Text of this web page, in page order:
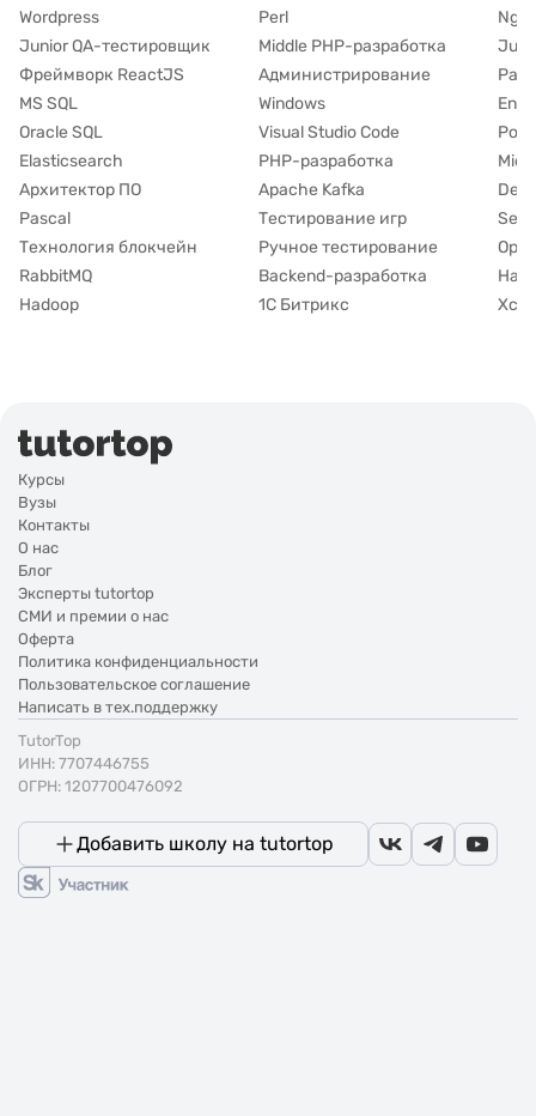
Wordpress
Junior QA-тестировщик
Фреймворк ReactJS
MS SQL
Oracle SQL
Elasticsearch
Архитектор ПО
Pascal
Технология блокчейн
RabbitMQ
Hadoop
Perl
Middle PHP-разработка
Администрирование
Windows
Visual Studio Code
PHP-разработка
Apache Kafka
Тестирование игр
Ручное тестирование
Backend-разработка
1С Битрикс
Курсы
Вузы
Контакты
О нас
Блог
Эксперты tutortop
СМИ и премии о нас
Оферта
Политика конфиденциальности
Пользовательское соглашение
Написать в тех.поддержку
TutorTop
ИНН: 7707446755
ОГРН: 1207700476092
Добавить школу на tutortop